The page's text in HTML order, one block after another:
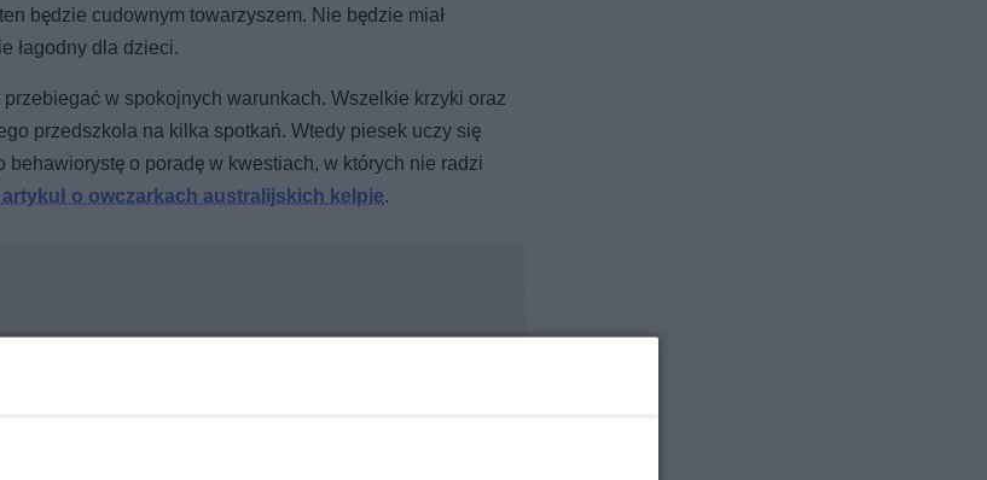
będzie cudownym towarzyszem. Nie będzie miał
łagodny dla dzieci.
w spokojnych warunkach. Wszelkie krzyki oraz
przedszkola na kilka spotkań. Wtedy piesek uczy się
o poradę w kwestiach, w których nie radzi
o owczarkach australijskich kelpie.
ma nic wspólnego z „szóstym zmysłem”
Prawda szokuje właścicieli